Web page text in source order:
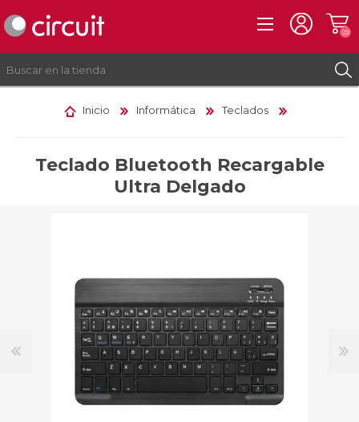
INICIAR SESIÓN
(0)
Inicio Informática Teclados
Teclado Bluetooth Recargable
Ultra Delgado